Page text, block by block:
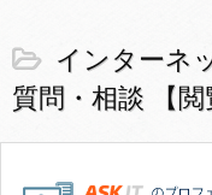
インターネ
質問・相談 【閲